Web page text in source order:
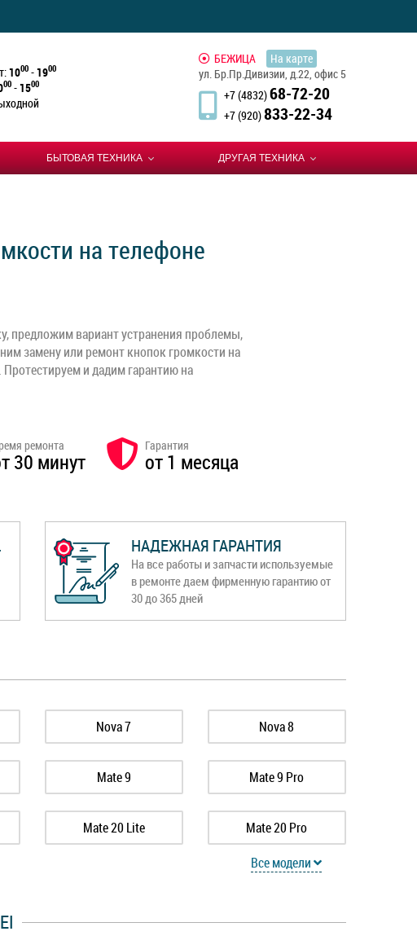
1000-1900
00-1500
БЕЖИЦА
На карте
ул. Бр.Пр.Дивизии, д.22, офис 5
+7 (4832)68-72-20
+7 (920)833-22-34
БЫТОВАЯ ТЕХНИКА ДРУГАЯ ТЕХНИКА
на телефоне
предложим вариант устранения проблемы,
замену или ремонт кнопок громкости на
и дадим гарантию на
ремонта
30 минут
Гарантия
от 1 месяца
НАДЕЖНАЯ ГАРАНТИЯ
На все работы и запчасти используемые
в ремонте даем фирменную гарантию от
30 до 365 дней
Nova 7 Nova 8
Mate 9 Mate 9 Pro
Mate 20 Lite Mate 20 Pro
Nova 2
Nova 3i Nova 5T
Все модели